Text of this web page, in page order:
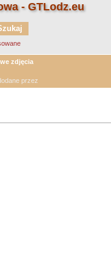
- GTLodz.eu
zdjęcia
przez